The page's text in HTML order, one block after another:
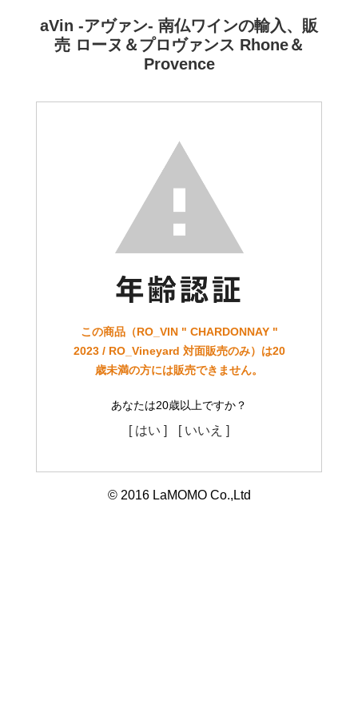
aVin -アヴァン- 南仏ワインの輸入、販
売 ローヌ＆プロヴァンス Rhone＆
Provence
この商品（RO_VIN " CHARDONNAY "
2023 / RO_Vineyard 対面販売のみ）は20
歳未満の方には販売できません。
あなたは20歳以上ですか？
[ はい ] [ いいえ ]
© 2016 LaMOMO Co.,Ltd